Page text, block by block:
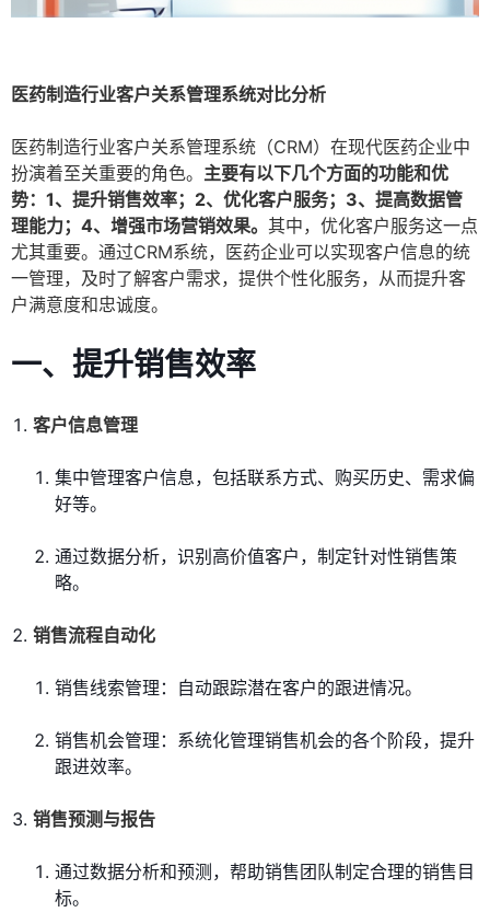
医药制造行业客户关系管理系统对比分析
医药制造行业客户关系管理系统（CRM）在现代医药企业中
扮演着至关重要的角色。 主要有以下几个方面的功能和优
势：1、提升销售效率；2、优化客户服务；3、提高数据管
理能力；4、增强市场营销效果。 其中，优化客户服务这一点
尤其重要。通过CRM系统，医药企业可以实现客户信息的统
一管理，及时了解客户需求，提供个性化服务，从而提升客
户满意度和忠诚度。
一、提升销售效率
客户信息管理
集中管理客户信息，包括联系方式、购买历史、需求偏
好等。
通过数据分析，识别高价值客户，制定针对性销售策
略。
销售流程自动化
销售线索管理：自动跟踪潜在客户的跟进情况。
销售机会管理：系统化管理销售机会的各个阶段，提升
跟进效率。
销售预测与报告
通过数据分析和预测，帮助销售团队制定合理的销售目
标。